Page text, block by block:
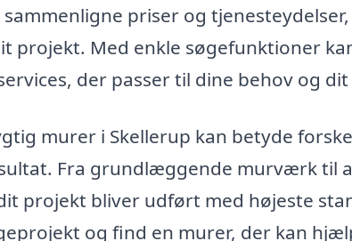
priser og
projekt. Med enkle søgefunktioner
der passer til dine behov og
murer i Skellerup kan betyde
Fra grundlæggende murværk til
projekt bliver udført med højeste
og find en murer, der kan